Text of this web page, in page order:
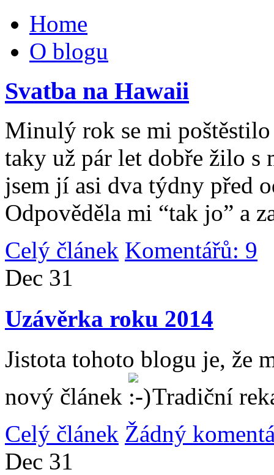
Home
O blogu
Svatba na Hawaii
Minulý rok se mi
taky už pár let dobře žilo
jsem jí asi dva týdny před
Odpověděla mi “tak jo” a
Celý článek Komentářů: 9
Dec 31
Uzávěrka roku 2014
Jistota tohoto blogu je, že
nový článek
Tradiční
Celý článek Žádný
Dec 31